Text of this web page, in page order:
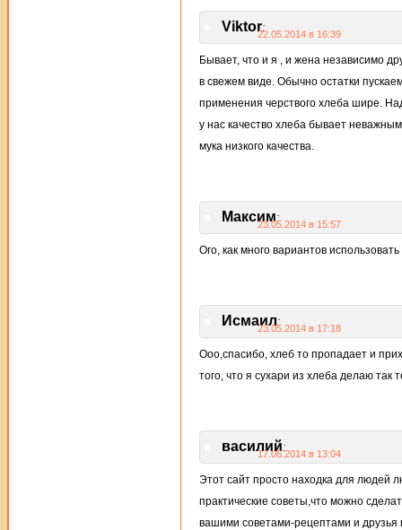
Viktor:
22.05.2014 в 16:39
Бывает, что и я , и жена независимо
в свежем виде. Обычно остатки
применения черствого хлеба шире.
у нас качество хлеба бывает
мука низкого качества.
Максим:
23.05.2014 в 15:57
Ого, как много вариантов
Исмаил:
23.05.2014 в 17:18
Ооо,спасибо, хлеб то пропадает и
того, что я сухари из хлеба делаю так
василий:
17.06.2014 в 13:04
Этот сайт просто находка для людей
практические советы,что можно
вашими советами-рецептами и друзья